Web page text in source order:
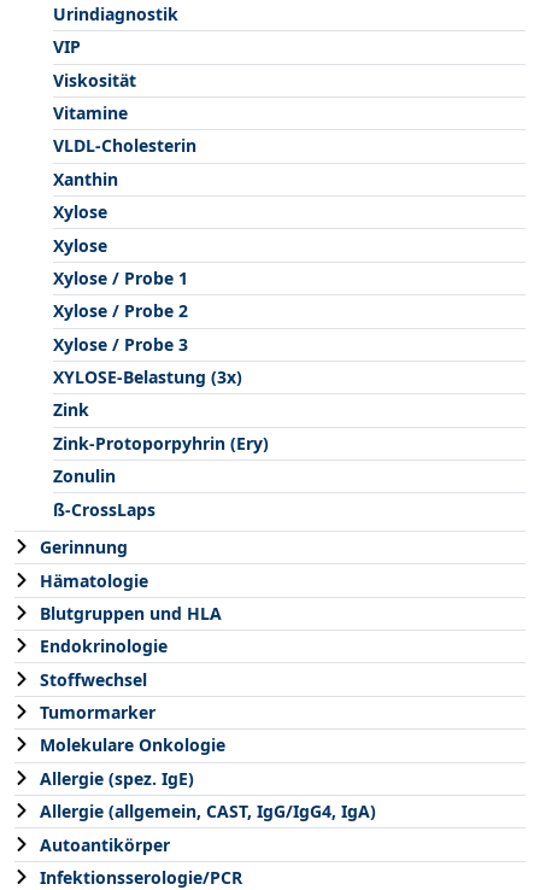
Urindiagnostik
VIP
Viskosität
Vitamine
VLDL-Cholesterin
Xanthin
Xylose
Xylose
Xylose / Probe 1
Xylose / Probe 2
Xylose / Probe 3
XYLOSE-Belastung (3x)
Zink
Zink-Protoporpyhrin (Ery)
Zonulin
ß-CrossLaps
Gerinnung
Hämatologie
Blutgruppen und HLA
Endokrinologie
Stoffwechsel
Tumormarker
Molekulare Onkologie
Allergie (spez. IgE)
Allergie (allgemein, CAST, IgG/IgG4, IgA)
Autoantikörper
Infektionsserologie/PCR